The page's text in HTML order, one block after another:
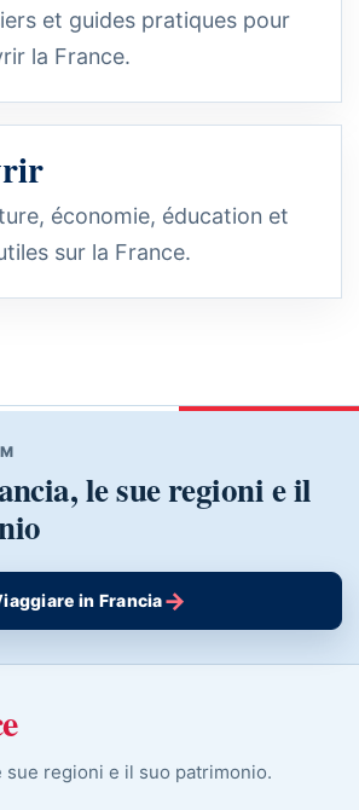
et guides pratiques pour
la France.
économie, éducation et
sur la France.
le sue regioni e il
in Francia→
sue regioni e il suo patrimonio.